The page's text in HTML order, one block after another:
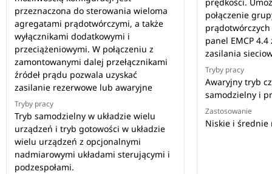
przeznaczona do sterowania wieloma
agregatami prądotwórczymi, a także
wyłącznikami dodatkowymi i
przeciążeniowymi. W połączeniu z
zamontowanymi dalej przełącznikami
źródeł prądu pozwala uzyskać
zasilanie rezerwowe lub awaryjne
Tryby pracy
Tryb samodzielny w układzie wielu
urządzeń i tryb gotowości w układzie
wielu urządzeń z opcjonalnymi
nadmiarowymi układami sterującymi i
podzespołami.
prędkości.
połączenie
panel EMCP
zasilania
Tryby pracy
Awaryjny tryb
samodzielny i
Zastosowanie
Niskie i średnie